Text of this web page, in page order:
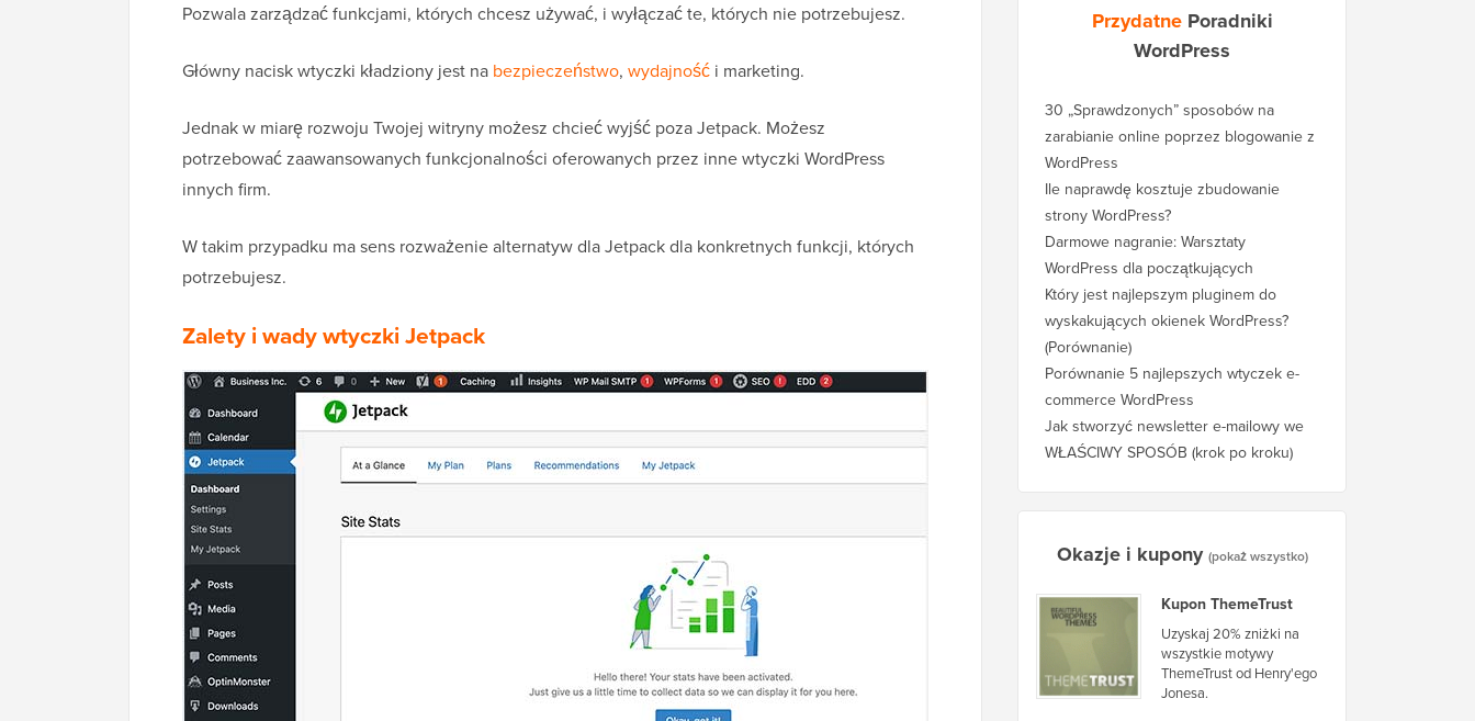
Pozwala zarządzać funkcjami, których chcesz używać, i wyłączać te, których nie potrzebujesz.
Główny nacisk wtyczki kładziony jest na bezpieczeństwo, wydajność i marketing.
Jednak w miarę rozwoju Twojej witryny możesz chcieć wyjść poza Jetpack. Możesz
potrzebować zaawansowanych funkcjonalności oferowanych przez inne wtyczki WordPress
innych firm.
W takim przypadku ma sens rozważenie alternatyw dla Jetpack dla konkretnych funkcji, których
potrzebujesz.
Zalety i wady wtyczki Jetpack
Przydatne Poradniki
WordPress
30 „Sprawdzonych” sposobów na
zarabianie online poprzez blogowanie z
WordPress
Ile naprawdę kosztuje zbudowanie
strony WordPress?
Darmowe nagranie: Warsztaty
WordPress dla początkujących
Który jest najlepszym pluginem do
wyskakujących okienek WordPress?
(Porównanie)
Porównanie 5 najlepszych wtyczek e-
commerce WordPress
Jak stworzyć newsletter e-mailowy we
WŁAŚCIWY SPOSÓB (krok po kroku)
Okazje i kupony (pokaż wszystko)
Kupon ThemeTrust
Uzyskaj 20% zniżki na
wszystkie motywy
ThemeTrust od Henry'ego
Jonesa.